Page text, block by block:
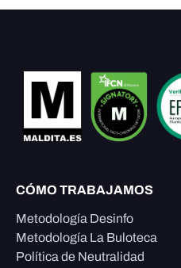
CÓMO TRABAJAMOS
Metodología Desinfo
Metodología La Buloteca
Política de Neutralidad